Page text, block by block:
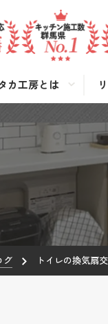
カ工房とは
グ トイレの換気扇